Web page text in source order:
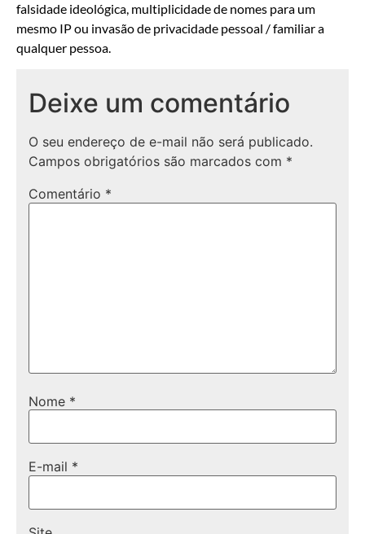
falsidade ideológica, multiplicidade de nomes para um
mesmo IP ou invasão de privacidade pessoal / familiar a
qualquer pessoa.
Deixe um comentário
O seu endereço de e-mail não será publicado.
Campos obrigatórios são marcados com *
Comentário *
Nome *
E-mail *